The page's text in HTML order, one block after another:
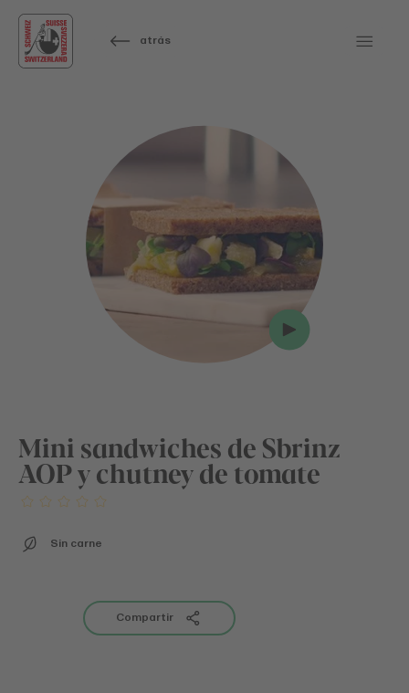
atrás
Mini sandwiches de Sbrinz
AOP y chutney de tomate
Sin carne
Compartir